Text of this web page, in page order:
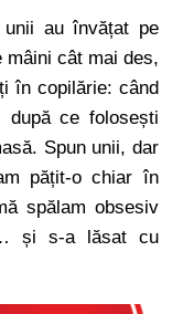
unii au învățat pe
mâini cât mai des,
în copilărie: când
ce folosești
Spun unii, dar
pățit-o chiar în
spălam obsesiv
și s-a lăsat cu